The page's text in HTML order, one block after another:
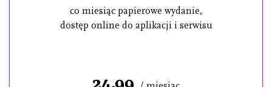
co miesiąc papierowe wydanie,
dostęp online do aplikacji i serwisu